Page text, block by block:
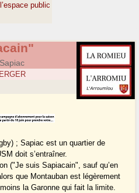
public
; Sapiac est un quartier de
doit s’entraîner.
("Je suis Sapiacain", sauf qu’en
que Montauban est légèrement
la Garonne qui fait la limite.